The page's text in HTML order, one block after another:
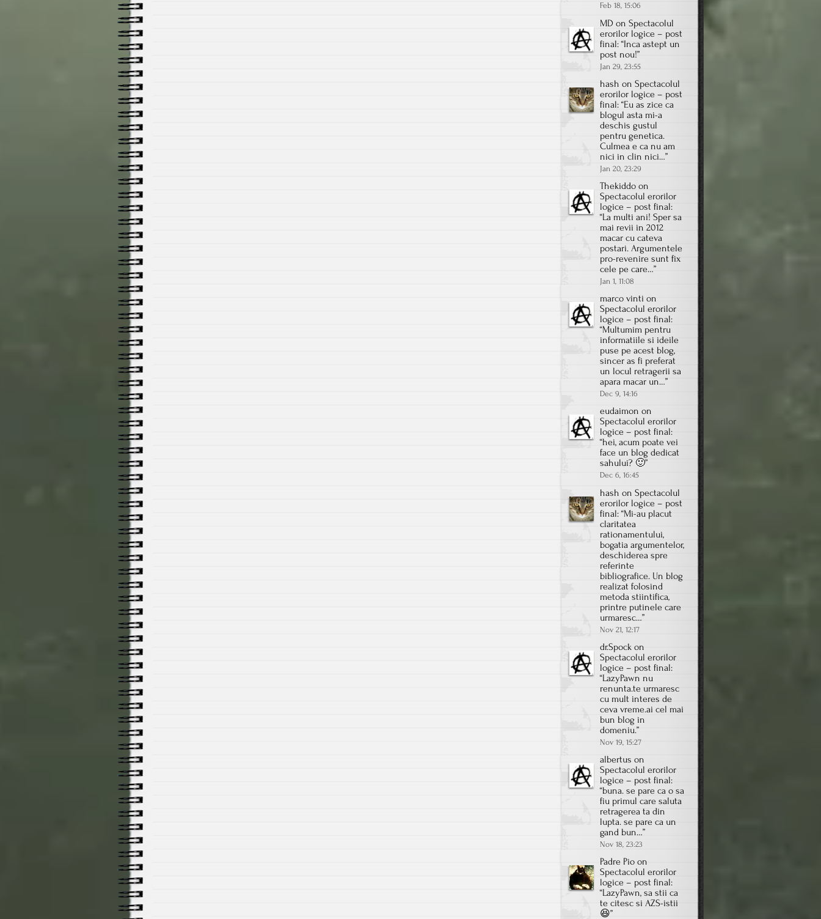
Feb 18, 15:06
MD on Spectacolul
erorilor logice – post
final: “Inca astept un
post nou!”
Jan 29, 23:55
hash on Spectacolul
erorilor logice – post
final: “Eu as zice ca
blogul asta mi-a
deschis gustul
pentru genetica.
Culmea e ca nu am
nici in clin nici…”
Jan 20, 23:29
Thekiddo on
Spectacolul erorilor
logice – post final:
“La multi ani! Sper sa
mai revii in 2012
macar cu cateva
postari. Argumentele
pro-revenire sunt fix
cele pe care…”
Jan 1, 11:08
marco vinti on
Spectacolul erorilor
logice – post final:
“Multumim pentru
informatiile si ideile
puse pe acest blog,
sincer as fi preferat
un locul retragerii sa
apara macar un…”
Dec 9, 14:16
eudaimon on
Spectacolul erorilor
logice – post final:
“hei, acum poate vei
face un blog dedicat
sahului? 🙂”
Dec 6, 16:45
hash on Spectacolul
erorilor logice – post
final: “Mi-au placut
claritatea
rationamentului,
bogatia argumentelor,
deschiderea spre
referinte
bibliografice. Un blog
realizat folosind
metoda stiintifica,
printre putinele care
urmaresc…”
Nov 21, 12:17
dr.Spock on
Spectacolul erorilor
logice – post final:
“LazyPawn nu
renunta.te urmaresc
cu mult interes de
ceva vreme.ai cel mai
bun blog in
domeniu.”
Nov 19, 15:27
albertus on
Spectacolul erorilor
logice – post final:
“buna. se pare ca o sa
fiu primul care saluta
retragerea ta din
lupta. se pare ca un
gand bun…”
Nov 18, 23:23
Padre Pio on
Spectacolul erorilor
logice – post final:
“LazyPawn, sa stii ca
te citesc si AZS-istii
😆”